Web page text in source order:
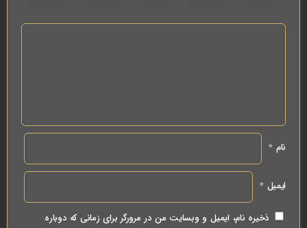
نام*
ایمیل*
ذخیره نام، ایمیل و وبسایت من در مرورگر برای زمانی که دوباره